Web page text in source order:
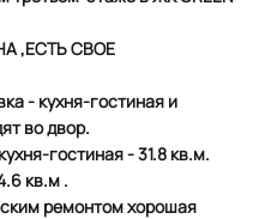
,ЕСТЬ СВОЕ
- кухня-гостиная и
во двор.
гостиная - 31.8 кв.м.
кв.м .
ремонтом хорошая